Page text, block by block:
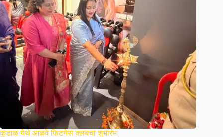
कुडाळ येथे आळवे फिटनेस क्लबचा शुभारंभ